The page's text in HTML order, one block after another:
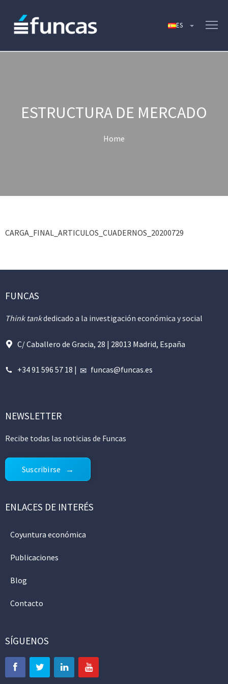
ESTRUCTURA DE MERCADO
Home
CARGA_FINAL_ARTICULOS_CUADERNOS_20200729
FUNCAS
Think tankdedicado a la investigación económica y social
C/ Caballero de Gracia, 28 | 28013 Madrid, España
+34 91 596 57 18 | funcas@funcas.es
NEWSLETTER
Recibe todas las noticias de Funcas
Suscribirse
ENLACES DE INTERÉS
Coyuntura económica
Publicaciones
Blog
Contacto
SÍGUENOS